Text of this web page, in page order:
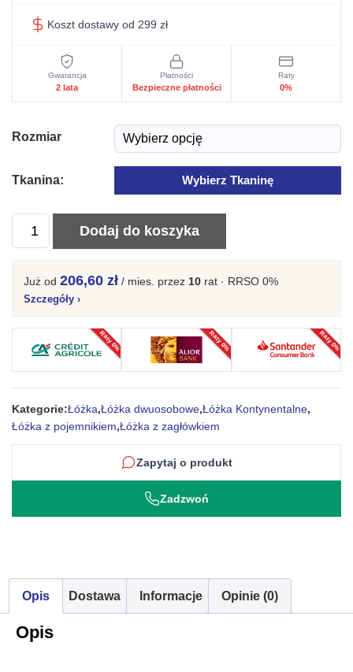
Koszt dostawy od 299 zł
Gwarancja
2 lata
Płatności
Bezpieczne płatności
Raty
0%
Rozmiar
Tkanina: Wybierz Tkaninę
ilość
Nowoczesne
automat
sprężynowy
z
pojemnikiem
Sessio
Dodaj do koszyka
Już od 206,60 zł / mies. przez 10 rat · RRSO 0%
Szczegóły ›
Raty 0% Raty 0% Raty 0%
Kategorie:Łóżka,Łóżka dwuosobowe,Łóżka Kontynentalne,
Łóżka z pojemnikiem,Łóżka z zagłówkiem
Zapytaj o produkt
Zadzwoń
Opis Dostawa Informacje Opinie (0)
Opis